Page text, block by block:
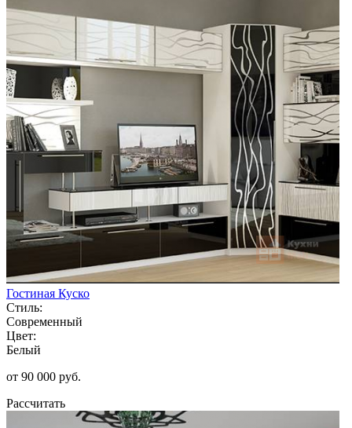
Гостиная Куско
Стиль:
Современный
Цвет:
Белый
от 90 000 руб.
Рассчитать